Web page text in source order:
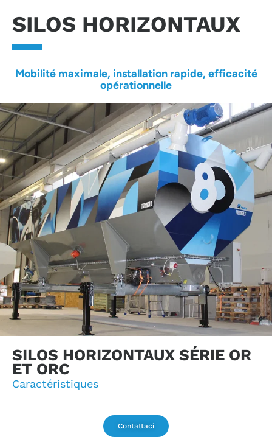
SILOS HORIZONTAUX
Mobilité maximale, installation rapide, efficacité
opérationnelle
SILOS HORIZONTAUX SÉRIE OR
ET ORC
Caractéristiques
Contattaci